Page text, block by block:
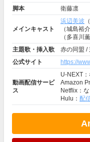
脚本
衛藤凛
メインキャスト
浜辺美波
（城島裕
（多喜川
主題歌・挿入歌
赤の同盟 /
公式サイト
https://
動画配信サービ
ス
U-NEXT：
Amazon
Netflix：な
Hulu： 配